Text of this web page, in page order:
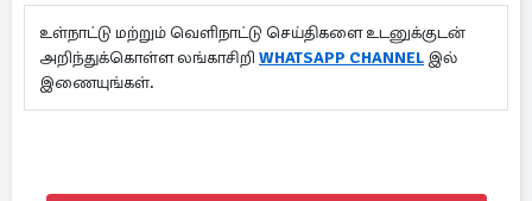
உள்நாட்டு மற்றும் வெளிநாட்டு செய்திகளை உடனுக்குடன்
அறிந்துக்கொள்ள லங்காசிறி WHATSAPP CHANNEL இல்
இணையுங்கள்.